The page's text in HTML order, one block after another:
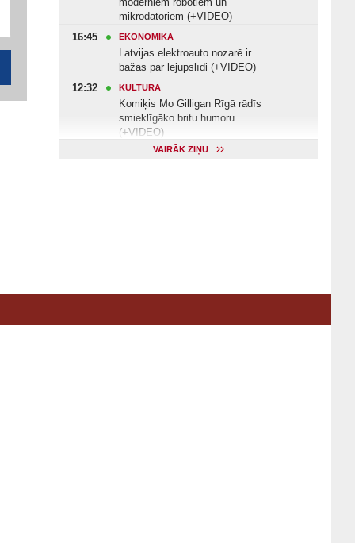
mikrodatoriem (+VIDEO)
16:45
EKONOMIKA
Latvijas elektroauto nozarē ir
bažas par lejupslīdi (+VIDEO)
12:32
KULTŪRA
Komiķis Mo Gilligan Rīgā rādīs
smieklīgāko britu humoru
(+VIDEO)
VESELĪBAVAIRĀK ZIŅU